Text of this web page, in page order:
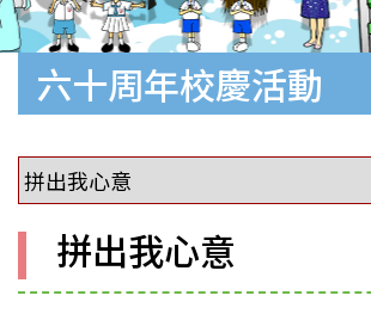
六十周年校慶活動
拼出我心意